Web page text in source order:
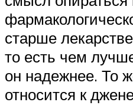
старше
то есть чем
он надежнее. То
относится к